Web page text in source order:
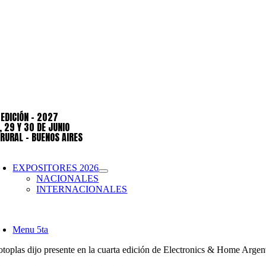
– 2027
Y 30 DE JUNIO
– BUENOS AIRES
EXPOSITORES 2026
NACIONALES
INTERNACIONALES
Menu 5ta
dijo presente en la cuarta edición de Electronics & Home